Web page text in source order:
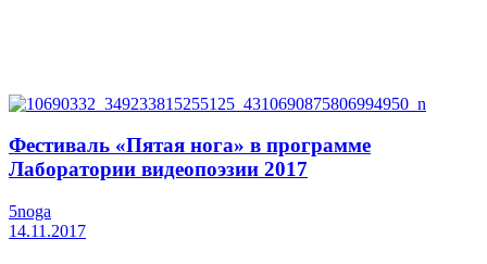
Фестиваль «Пятая нога» в программе
Лаборатории видеопоэзии 2017
5noga
14.11.2017